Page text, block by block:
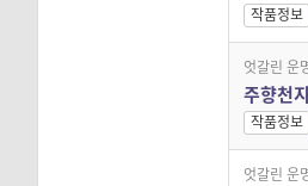
작품정보
엇갈린 운
주향천
작품정보
엇갈린 운